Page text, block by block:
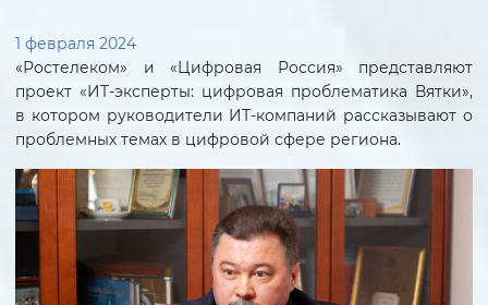
1 февраля 2024
«Ростелеком» и «Цифровая Россия» представляют
проект «ИT-эксперты: цифровая проблематика Вятки»,
в котором руководители ИТ-компаний рассказывают о
проблемных темах в цифровой сфере региона.